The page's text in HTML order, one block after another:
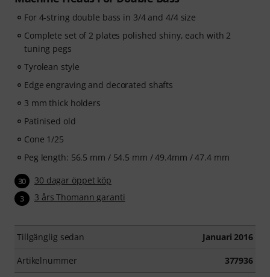
For 4-string double bass in 3/4 and 4/4 size
Complete set of 2 plates polished shiny, each with 2
tuning pegs
Tyrolean style
Edge engraving and decorated shafts
3 mm thick holders
Patinised old
Cone 1/25
Peg length: 56.5 mm / 54.5 mm / 49.4mm / 47.4 mm
30 30 dagar öppet köp
3 3 års Thomann garanti
Tillgänglig sedan Januari 2016
Artikelnummer 377936